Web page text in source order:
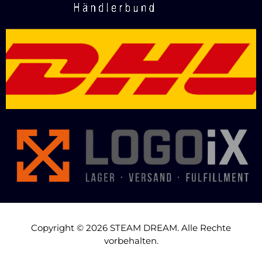
Copyright © 2026 STEAM DREAM. Alle Rechte
vorbehalten.